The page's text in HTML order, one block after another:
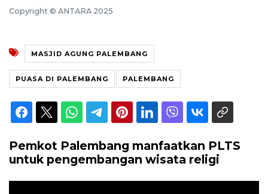
Copyright © ANTARA 2025
MASJID AGUNG PALEMBANG
PUASA DI PALEMBANG PALEMBANG
Pemkot Palembang manfaatkan PLTS
untuk pengembangan wisata religi